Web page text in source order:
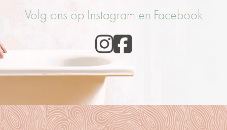
Volg ons op Instagram en Facebook